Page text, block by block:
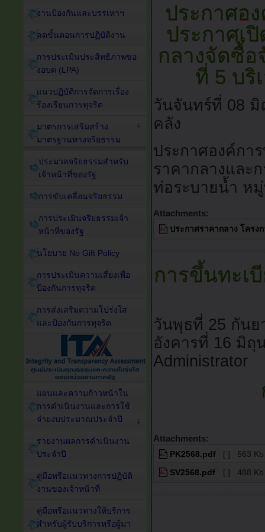
ประกาศอ
ประกาศเ
กลางจัดซื้อ
ที่ 5 บริ
วันจันทร์ที่ 08 มิ
คลัง
ประกาศองค์กา
ราคากลางและ
ท่อระบายน้ำ ห
Attachments:
ประกาศราคากลาง โคร
การขึ้นทะเ
วันพุธที่ 25 กันย
อังคารที่ 16 มิถุ
Administrator
การขึ้น
Attachments:
PK2568.pdf [ ]
563 Kb
SV2568.pdf
[ ] 488 Kb
งานป้องกันและบรรเทาฯ
ลดขั้นตอนการปฏิบัติงาน
การประเมินประสิทธิภาพขอ
งอบต (LPA)
แนวปฏิบัติการจัดการเรื่อง
ร้องเรียนการทุจริต
มาตรการเสริมสร้าง
มาตรฐานทางจริยธรรม
ประมวลจริยธรรมสำหรับ
เจ้าหน้าที่ของรัฐ
การขับเคลื่อนจริยธรรม
การประเมินจริยธรรมเจ้า
หน้าที่ของรัฐ
นโยบาย No Gift Policy
การประเมินความเสี่ยงเพื่อ
ป้องกันการทุจริต
การส่งเสริมความโปร่งใส
และป้องกันการทุจริต
แผนและความก้าวหน้าใน
การดำเนินงานและการใช้
จ่ายงบประมาณประจำปี
รายงานผลการดำเนินงาน
ประจำปี
คู่มือหรือแนวทางการปฏิบัติ
งานของเจ้าหน้าที่
คู่มือหรือแนวทางให้บริการ
สำหรับผู้รับบริการหรือผู้มา